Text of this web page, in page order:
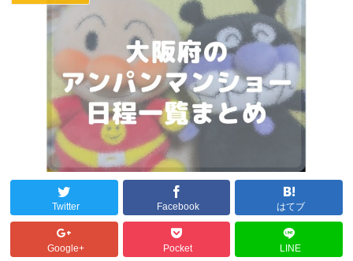
Twitter Facebook はてブ
Google+ Pocket LINE